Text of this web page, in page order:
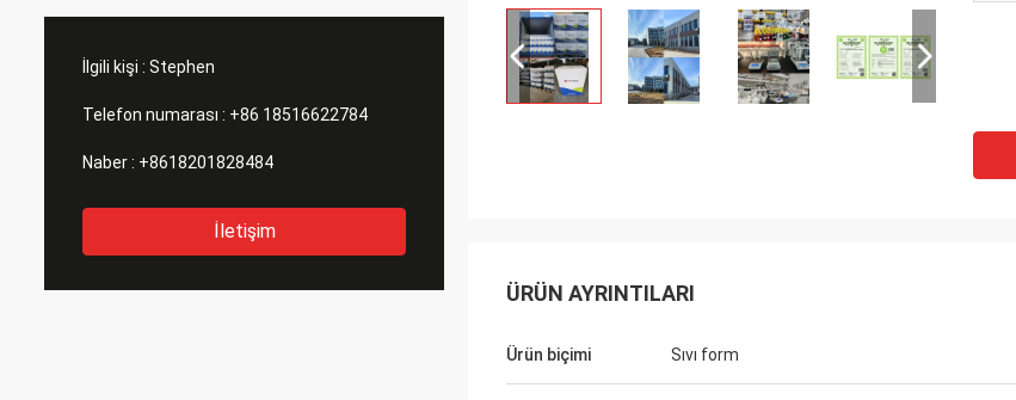
İlgili kişi : Stephen
Telefon numarası : +86 18516622784
Naber : +8618201828484
İletişim
ÜRÜN AYRINTILARI
Ürün biçimi Sıvı form